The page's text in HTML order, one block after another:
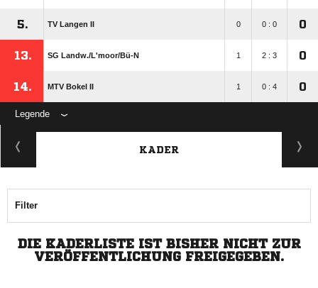
5. TV Langen II 0 0 : 0 0
13. SG Landw./​L'moor/​Bü-N 1 2 : 3 0
14. MTV Bokel II 1 0 : 4 0
Legende
KADER
Filter
DIE KADERLISTE IST BISHER NICHT ZUR
VERÖFFENTLICHUNG FREIGEGEBEN.